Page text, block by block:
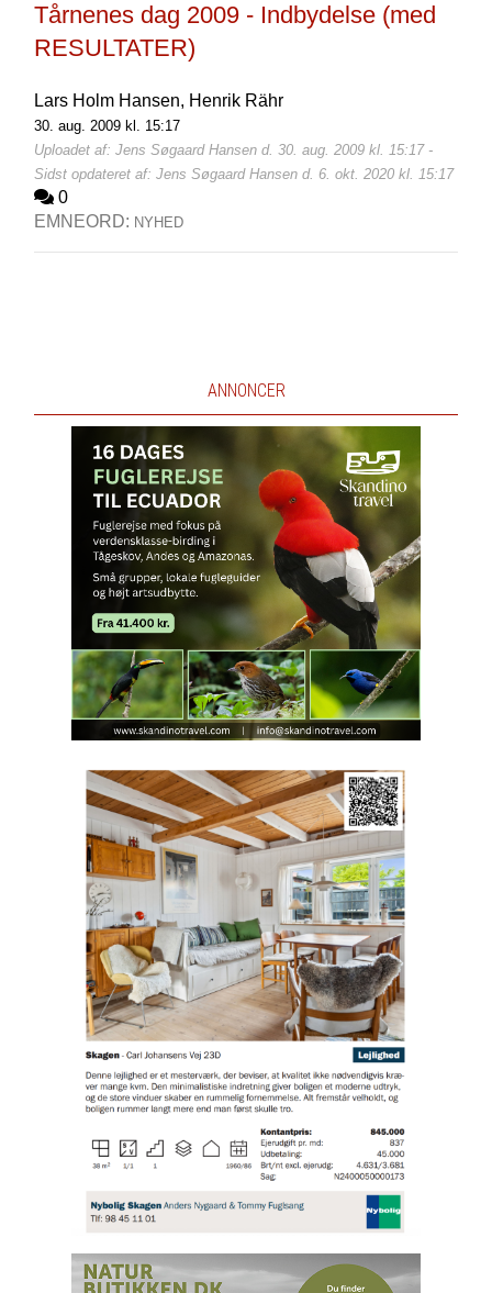
Tårnenes dag 2009 - Indbydelse (med
RESULTATER)
Lars Holm Hansen, Henrik Rähr
30. aug. 2009 kl. 15:17
Uploadet af: Jens Søgaard Hansen d. 30. aug. 2009 kl. 15:17 -
Sidst opdateret af: Jens Søgaard Hansen d. 6. okt. 2020 kl. 15:17
0
EMNEORD: NYHED
ANNONCER